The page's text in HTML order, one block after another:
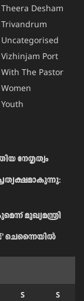
Theera Desham
Trivandrum
Uncategorised
Vizhinjam Port
With The Pastor
Women
Youth
നേതൃത്വം
മുഖ്യമന്ത്രി
ചെന്നൈയിൽ
S S